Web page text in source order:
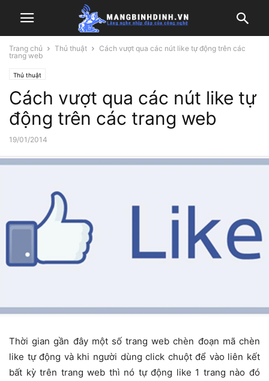
Trang chủ Thủ thuật
Cách vượt qua các nút like tự động trên các
trang web
Thủ thuật
Cách vượt qua các nút like tự
động trên các trang web
19/01/2014
Thời gian gần đây một số trang web chèn đoạn mã chèn
like tự động và khi người dùng click chuột để vào liên kết
bất kỳ trên trang web thì nó tự động like 1 trang nào đó